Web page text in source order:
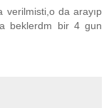
verilmisti,o da arayıp
beklerdm bir 4 gun